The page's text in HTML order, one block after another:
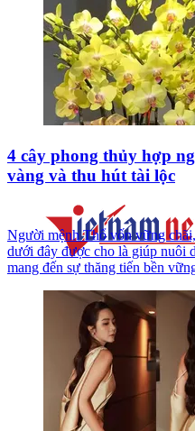
4 cây phong thủy hợp
vàng và thu hút tài lộc
Người mệnh Thổ vốn vững
dưới đây được cho là giúp nuôi
mang đến sự thăng tiến bền